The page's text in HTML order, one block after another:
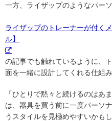
一方、ライザップのようなパーソ
ライザップのトレーナーが付く
ル】
の記事でも触れているように、
面を一緒に設計してくれる仕組
「ひとりで黙々と続けるのはあ
は、器具を買う前に一度パーソ
うスタイルを見極めやすいかもし